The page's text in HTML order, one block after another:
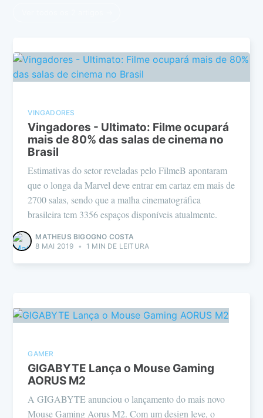
VINGADORES
Vingadores - Ultimato: Filme ocupará
mais de 80% das salas de cinema no
Brasil
Estimativas do setor reveladas pelo FilmeB apontaram
que o longa da Marvel deve entrar em cartaz em mais de
2700 salas, sendo que a malha cinematográfica
brasileira tem 3356 espaços disponíveis atualmente.
MATHEUS BIGOGNO COSTA
8 MAI 2019 • 1 MIN DE LEITURA
GAMER
GIGABYTE Lança o Mouse Gaming
AORUS M2
A GIGABYTE anunciou o lançamento do mais novo
Mouse Gaming Aorus M2. Com um design leve, o